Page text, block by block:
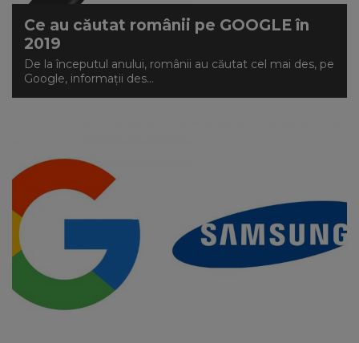
Ce au căutat românii pe GOOGLE în
2019
De la începutul anului, românii au căutat cel mai des, pe
Google, informaţii des...